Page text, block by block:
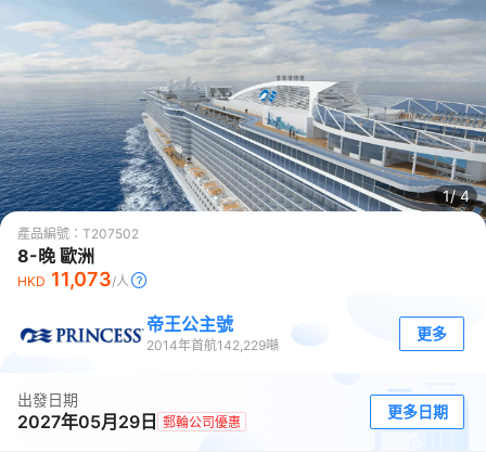
1/4
產品編號： T207502
8-晚 歐洲
HKD 11,073/人
帝王公主號
2014年首航142,229噸
更多
出發日期
2027年05月29日 郵輪公司優惠
更多日期